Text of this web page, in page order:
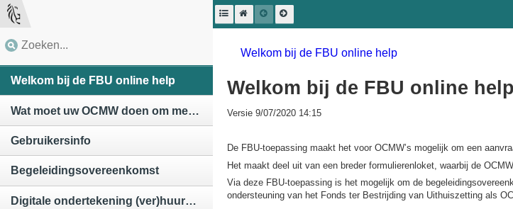
Welkom bij de FBU online help
Wat moet uw OCMW doen om met FBU aan de slag te gaan
Gebruikersinfo
Begeleidingsovereenkomst
Digitale ondertekening (ver)huurder
Welkom bij de FBU online help
Welkom bij de FBU online help
Versie 9/07/2020 14:15
De FBU-toepassing maakt het voor OCMW’s mogelijk om een
Het maakt deel uit van een breder formulierenloket, waarbij de
Via deze FBU-toepassing is het mogelijk om de
ondersteuning van het Fonds ter Bestrijding van Uithuiszetting als